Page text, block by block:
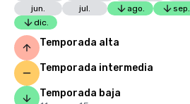
jun.
jul. ago. sep.
dic.
Temporada alta
Temporada intermedia
Temporada baja